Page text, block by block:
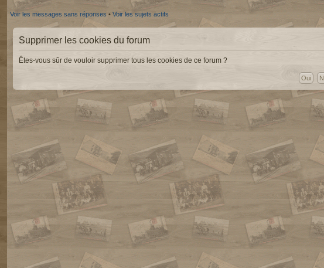
Voir les messages sans réponses • Voir les sujets actifs
Supprimer les cookies du forum
Êtes-vous sûr de vouloir supprimer tous les cookies de ce forum ?